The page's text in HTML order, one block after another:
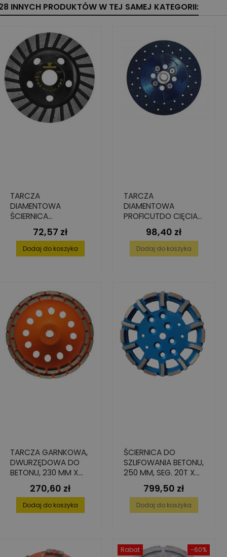
INNYCH PRODUKTÓW W TEJ SAMEJ KATEGORII:
TARCZA
DIAMENTOWA
ŚCIERNICA
GARNKOWA
UNIWERSALNA, 125
MM X 22.23 MM
Cena
72,57 zł
Dodaj do koszyka
TARCZA
DIAMENTOWA
PROFICUTDO CIĘCIA I
SZLIFOWANIA, 125 MM
Cena
98,40 zł
Dodaj do koszyka
TARCZA GARNKOWA,
DWURZĘDOWA DO
BETONU, 230 MM X
22,2 MMCena
270,60 zł
Dodaj do koszyka
ŚCIERNICA DO
SZLIFOWANIA BETONU,
250 MM, SEG. 20T X
10 X 40 MM
Cena
799,50 zł
Dodaj do koszyka
-60%
Rabat